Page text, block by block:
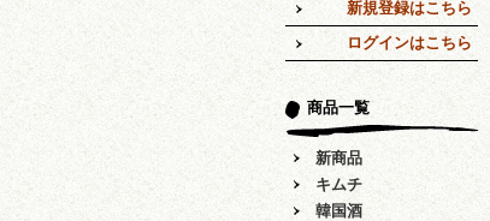
新規登録はこちら
ログインはこちら
商品一覧
新商品
キムチ
韓国酒